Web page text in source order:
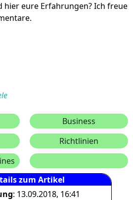
hier eure Erfahrungen? Ich freue
Business
Richtlinien
zum Artikel
: 13.09.2018, 16:41